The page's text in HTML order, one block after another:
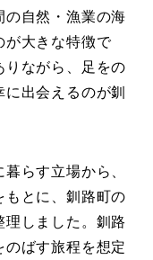
の自然・漁業の海
が大きな特徴で
りながら、足をの
出会えるのが釧
らす立場から、
もとに、釧路町の
しました。釧路
ばす旅程を想定